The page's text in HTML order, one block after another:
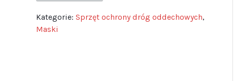
Kategorie: Sprzęt ochrony dróg oddechowych,
Maski